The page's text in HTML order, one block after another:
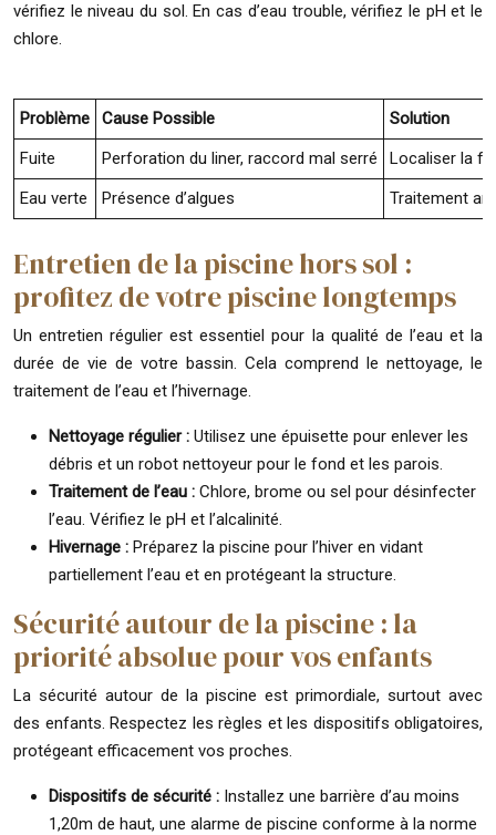
vérifiez le niveau du sol. En cas d’eau trouble, vérifiez le pH et le
chlore.
Problème Cause Possible
Solution
Fuite
Perforation du liner, raccord mal serré
Localiser la
Eau verte
Présence d’algues Traitement
Entretien de la piscine hors sol :
profitez de votre piscine longtemps
Un entretien régulier est essentiel pour la qualité de l’eau et la
durée de vie de votre bassin. Cela comprend le nettoyage, le
traitement de l’eau et l’hivernage.
Nettoyage régulier : Utilisez une épuisette pour enlever les
débris et un robot nettoyeur pour le fond et les parois.
Traitement de l’eau : Chlore, brome ou sel pour désinfecter
l’eau. Vérifiez le pH et l’alcalinité.
Hivernage : Préparez la piscine pour l’hiver en vidant
partiellement l’eau et en protégeant la structure.
Sécurité autour de la piscine : la
priorité absolue pour vos enfants
La sécurité autour de la piscine est primordiale, surtout avec
des enfants. Respectez les règles et les dispositifs obligatoires,
protégeant efficacement vos proches.
Dispositifs de sécurité : Installez une barrière d’au moins
1,20m de haut, une alarme de piscine conforme à la norme